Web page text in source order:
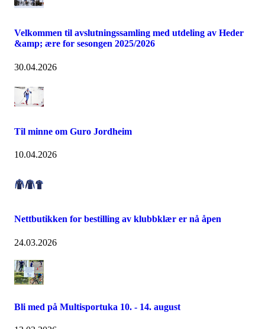
Velkommen til avslutningssamling med utdeling av Heder
&amp; ære for sesongen 2025/2026
30.04.2026
Til minne om Guro Jordheim
10.04.2026
Nettbutikken for bestilling av klubbklær er nå åpen
24.03.2026
Bli med på Multisportuka 10. - 14. august